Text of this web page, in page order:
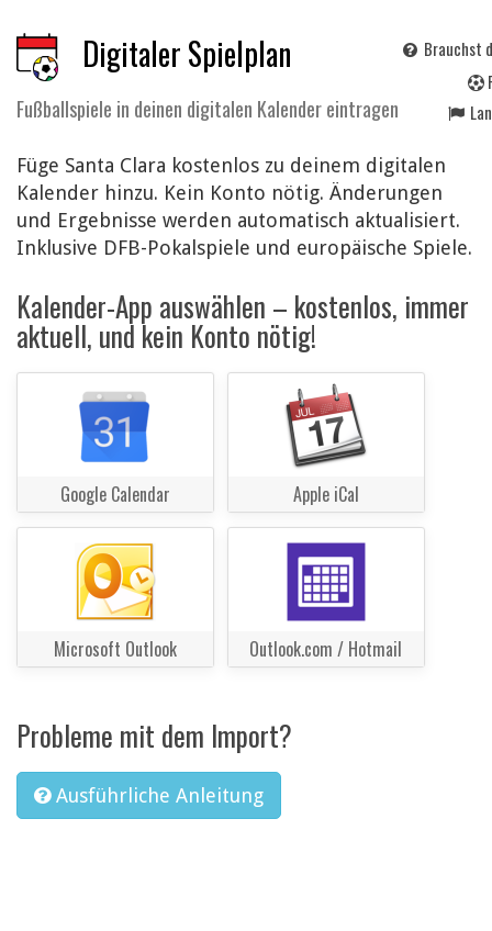
Digitaler Spielplan
Fußballspiele in deinen digitalen Kalender eintragen
Brauchst
Füge Santa Clara kostenlos zu deinem digitalen
Kalender hinzu. Kein Konto nötig. Änderungen
und Ergebnisse werden automatisch aktualisiert.
Inklusive DFB-Pokalspiele und europäische Spiele.
Kalender-App auswählen – kostenlos, immer
aktuell, und kein Konto nötig!
Google Calendar Apple iCal
Microsoft Outlook Outlook.com / Hotmail
Probleme mit dem Import?
Ausführliche Anleitung